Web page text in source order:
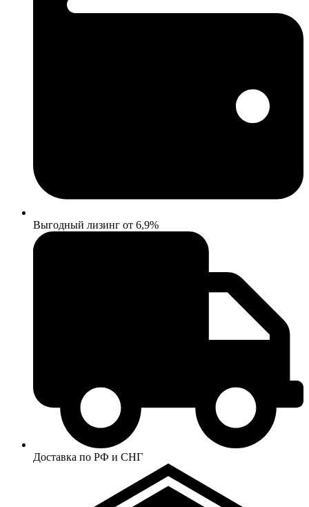
Выгодный лизинг от 6,9%
Доставка по РФ и СНГ